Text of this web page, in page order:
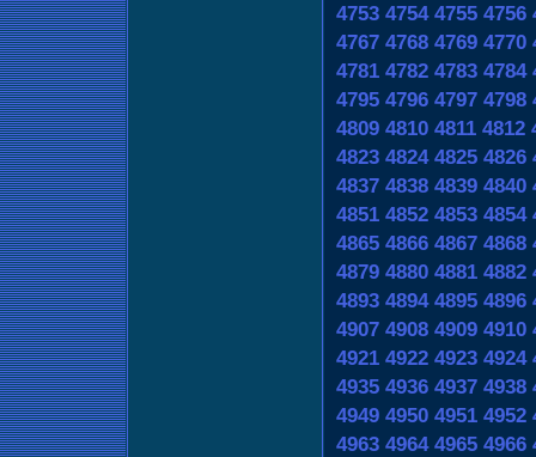
4753 4754 4755 4756
4767 4768 4769 4770
4781 4782 4783 4784
4795 4796 4797 4798
4809 4810 4811 4812
4823 4824 4825 4826
4837 4838 4839 4840
4851 4852 4853 4854
4865 4866 4867 4868
4879 4880 4881 4882
4893 4894 4895 4896
4907 4908 4909 4910
4921 4922 4923 4924
4935 4936 4937 4938
4949 4950 4951 4952
4963 4964 4965 4966